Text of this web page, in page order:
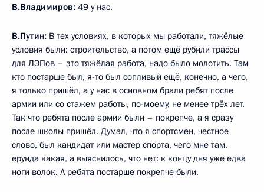
В.Владимиров: 49 у нас.
В.Путин: В тех условиях, в которых мы работали, тяжёлые
условия были: строительство, а потом ещё рубили трассы
для ЛЭПов – это тяжёлая работа, надо было молотить. Там
кто постарше был, я-то был сопливый ещё, конечно, а чего,
я только пришёл, а у нас в основном брали ребят после
армии или со стажем работы, по-моему, не менее трёх лет.
Так что ребята после армии были – покрепче, а я сразу
после школы пришёл. Думал, что я спортсмен, честное
слово, был кандидат или мастер спорта, чего мне там,
ерунда какая, а выяснилось, что нет: к концу дня уже едва
ноги волок. А ребята постарше покрепче были.